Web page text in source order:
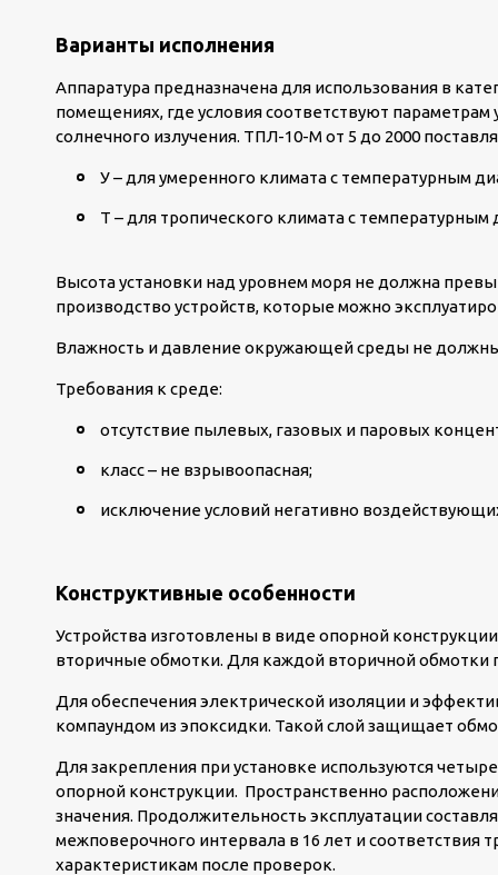
Варианты исполнения
Аппаратура предназначена для использования в
помещениях, где условия соответствуют
солнечного излучения. ТПЛ-10-М от 5 до 2000
У – для умеренного климата с температурным
Т – для тропического климата с температурным
Высота установки над уровнем моря не должна
производство устройств, которые можно
Влажность и давление окружающей среды не
Требования к среде:
отсутствие пылевых, газовых и паровых
класс – не взрывоопасная;
исключение условий негативно
Конструктивные особенности
Устройства изготовлены в виде опорной
вторичные обмотки. Для каждой вторичной обмотки
Для обеспечения электрической изоляции и
компаундом из эпоксидки. Такой слой защищает
Для закрепления при установке используются
опорной конструкции. Пространственно
значения. Продолжительность эксплуатации
межповерочного интервала в 16 лет и соответствия
характеристикам после проверок.